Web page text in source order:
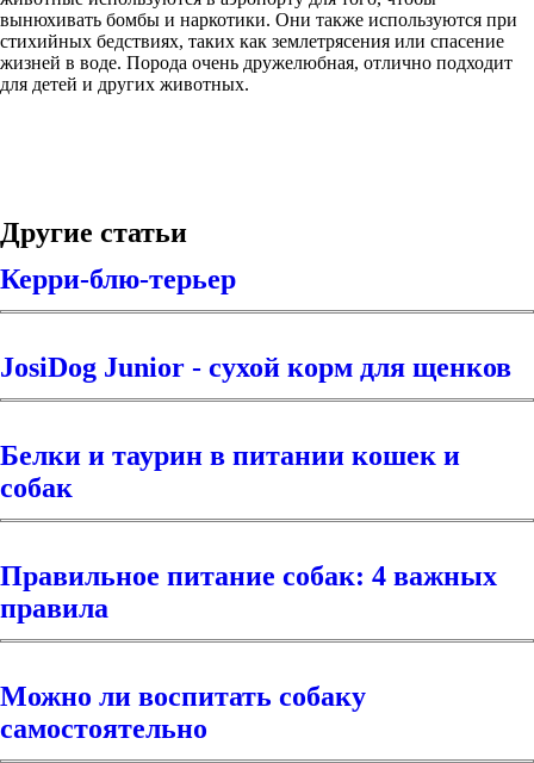
вынюхивать бомбы и наркотики. Они также используются при
стихийных бедствиях, таких как землетрясения или спасение
жизней в воде. Порода очень дружелюбная, отлично подходит
для детей и других животных.
Другие статьи
Керри-блю-терьер
JosiDog Junior - сухой корм для щенков
Белки и таурин в питании кошек и
собак
Правильное питание собак: 4 важных
правила
Можно ли воспитать собаку
самостоятельно